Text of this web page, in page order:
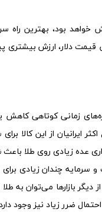
خواهد بود، بهترین
دلار، ارزش بیشتری
زمانی کوتاهی
ایرانیان از این کالا
عده زیادی روی طلا
و سرمایه چندان زیادی
بازارها می‌توان به طلا
ضرر زیاد نیز وجود